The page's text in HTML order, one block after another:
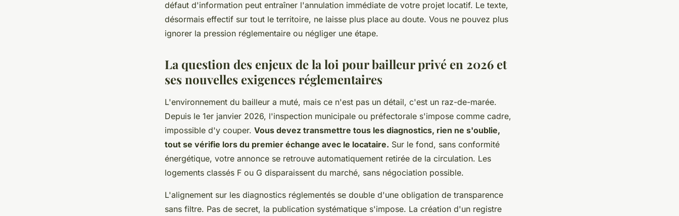
défaut d'information peut entraîner l'annulation immédiate de votre projet locatif. Le texte,
désormais effectif sur tout le territoire, ne laisse plus place au doute. Vous ne pouvez plus
ignorer la pression réglementaire ou négliger une étape.
La question des enjeux de la loi pour bailleur privé en 2026 et
ses nouvelles exigences réglementaires
L'environnement du bailleur a muté, mais ce n'est pas un détail, c'est un raz-de-marée.
Depuis le 1er janvier 2026, l'inspection municipale ou préfectorale s'impose comme cadre,
impossible d'y couper. Vous devez transmettre tous les diagnostics, rien ne s'oublie,
tout se vérifie lors du premier échange avec le locataire. Sur le fond, sans conformité
énergétique, votre annonce se retrouve automatiquement retirée de la circulation. Les
logements classés F ou G disparaissent du marché, sans négociation possible.
L'alignement sur les diagnostics réglementés se double d'une obligation de transparence
sans filtre. Pas de secret, la publication systématique s'impose. La création d'un registre